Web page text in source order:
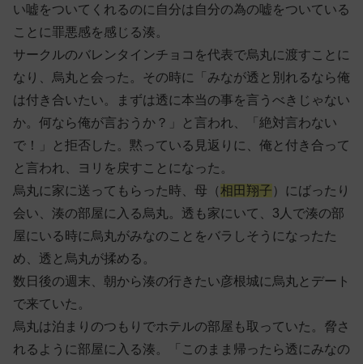
い嘘をついてくれるのに自分は自分の為の嘘をついている
ことに罪悪感を感じる湊。
サークルのバレンタインチョコを代表で烏丸に渡すことに
なり、烏丸と会った。その時に「みなが透と別れるなら俺
は付き合いたい。まずは透に本当の事を言うべきじゃない
か。何なら俺が言おうか？」と言われ、「絶対言わない
で！」と拒否した。黙っている見返りに、俺と付き合って
と言われ、ヨリを戻すことになった。
烏丸に家に送ってもらった時、母（相田翔子 ）にばったり
会い、湊の部屋に入る烏丸。透も家にいて、3人で湊の部
屋にいる時に烏丸がみなのことをバラしそうになったた
め、透と烏丸が揉める。
数日後の週末、朝から湊の行きたい彦根城に烏丸とデート
で来ていた。
烏丸は泊まりのつもりでホテルの部屋も取っていた。脅さ
れるように部屋に入る湊。「このまま帰ったら透にみなの